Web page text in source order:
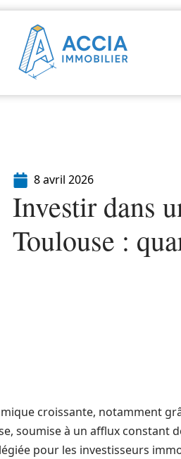
8 avril 2026
Investir dans
Toulouse :
croissante, notamment
soumise à un afflux constant
pour les investisseurs